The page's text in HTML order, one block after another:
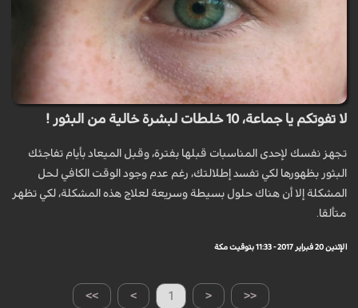
لا تفوتكم يا جماعة، 10 خلطات لبشرة خالية من البثور !
تجهز نفسك لإحدى المناسبات قبلها بفترة، وقبل الميعاد بأيام تفاجئك
البثور بظهورها لكي تفسد إطلالتك، رغم عدم وجود الوقت الكافي لحل
المشكلة إلا أن هناك حلول بسيطة وسريعة لعلاج هذه المشكلة، لكي تظهر
متألقا.
الإثنين 20 فبراير 2017 - 11:33 بتوقيت مكة
>> > 1 < <<